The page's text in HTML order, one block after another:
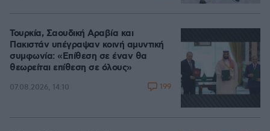
Τουρκία, Σαουδική Αραβία και
Πακιστάν υπέγραψαν κοινή αμυντική
συμφωνία: «Επίθεση σε έναν θα
θεωρείται επίθεση σε όλους»
07.08.2026, 14:10 199